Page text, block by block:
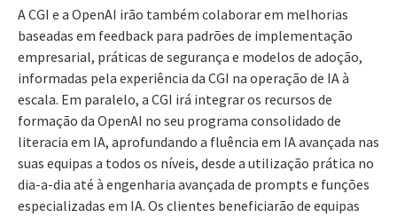
A CGI e a OpenAI irão também colaborar em melhorias
baseadas em feedback para padrões de implementação
empresarial, práticas de segurança e modelos de adoção,
informadas pela experiência da CGI na operação de IA à
escala. Em paralelo, a CGI irá integrar os recursos de
formação da OpenAI no seu programa consolidado de
literacia em IA, aprofundando a fluência em IA avançada nas
suas equipas a todos os níveis, desde a utilização prática no
dia-a-dia até à engenharia avançada de prompts e funções
especializadas em IA. Os clientes beneficiarão de equipas